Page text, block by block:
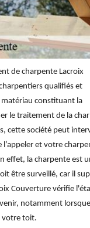
de charpente Lacroix
qualifiés et
constituant la
le traitement de la
cette société peut
et votre
effet, la charpente est
être surveillé, car il
Couverture vérifie
notamment
votre toit.